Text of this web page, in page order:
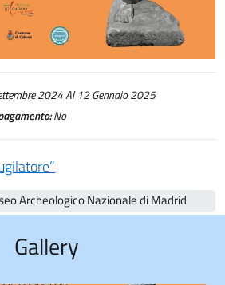
2024 Al 12 Gennaio 2025
No
Archeologico Nazionale di Madrid
Gallery